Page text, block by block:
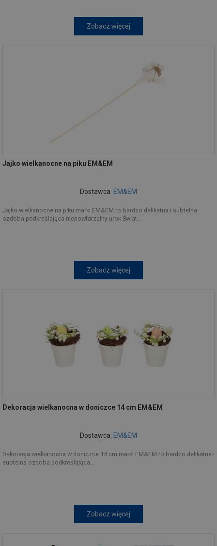
Zobacz więcej
Jajko wielkanocne na piku EM&EM
Dostawca: EM&EM
Jajko wielkanocne na piku marki EM&EM to bardzo delikatna i subtelna
ozdoba podkreślająca niepowtarzalny urok Świąt...
Zobacz więcej
Dekoracja wielkanocna w doniczce 14 cm EM&EM
Dostawca: EM&EM
Dekoracja wielkanocna w doniczce 14 cm marki EM&EM to bardzo delikatna i
subtelna ozdoba podkreślająca...
Zobacz więcej